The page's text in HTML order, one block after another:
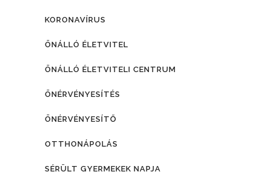
KORONAVÍRUS
ÖNÁLLÓ ÉLETVITEL
ÖNÁLLÓ ÉLETVITELI CENTRUM
ÖNÉRVÉNYESÍTÉS
ÖNÉRVÉNYESÍTŐ
OTTHONÁPOLÁS
SÉRÜLT GYERMEKEK NAPJA